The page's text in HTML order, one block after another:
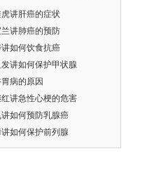
讲肝癌的症状
讲肺癌的预防
如何饮食抗癌
讲如何保护甲状腺
病的原因
讲急性心梗的危害
如何预防乳腺癌
如何保护前列腺